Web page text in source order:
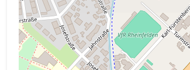
verschiedenen Quellen
Entwicklung und Verbesserung der
Verwendung reduzierter Daten zur